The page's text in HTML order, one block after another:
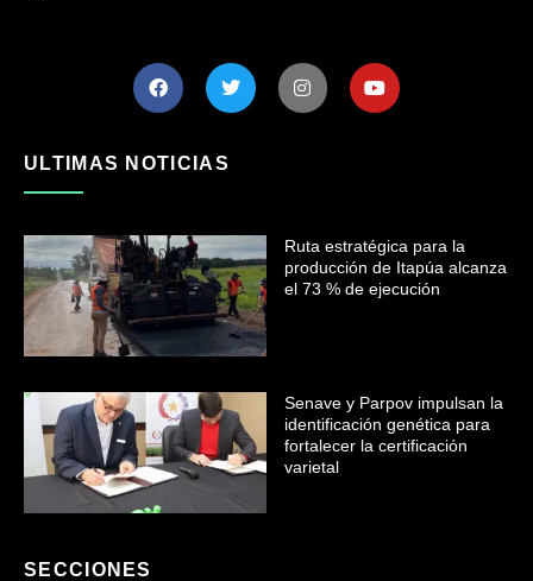
ULTIMAS NOTICIAS
Ruta estratégica para la
producción de Itapúa alcanza
el 73 % de ejecución
Senave y Parpov impulsan la
identificación genética para
fortalecer la certificación
varietal
SECCIONES